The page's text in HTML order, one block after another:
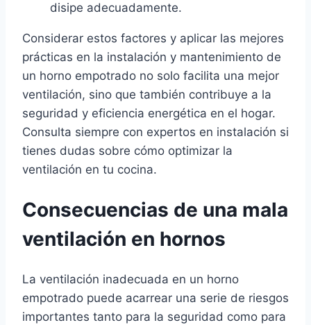
disipe adecuadamente.
Considerar estos factores y aplicar las mejores
prácticas en la instalación y mantenimiento de
un horno empotrado no solo facilita una mejor
ventilación, sino que también contribuye a la
seguridad y eficiencia energética en el hogar.
Consulta siempre con expertos en instalación si
tienes dudas sobre cómo optimizar la
ventilación en tu cocina.
Consecuencias de una mala
ventilación en hornos
La ventilación inadecuada en un horno
empotrado puede acarrear una serie de riesgos
importantes tanto para la seguridad como para